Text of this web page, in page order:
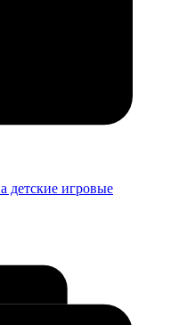
детские игровые